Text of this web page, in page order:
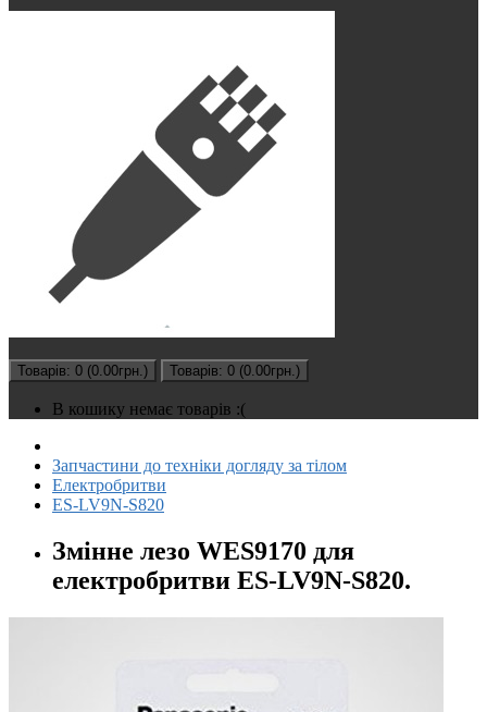
Товарів: 0 (0.00грн.) Товарів: 0 (0.00грн.)
В кошику немає товарів :(
Запчастини до техніки догляду за тілом
Електробритви
ES-LV9N-S820
Змінне лезо WES9170 для
електробритви ES-LV9N-S820.